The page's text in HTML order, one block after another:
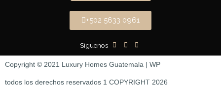
+502 5633 0961
Síguenos
Copyright © 2021 Luxury Homes Guatemala | WP
todos los derechos reservados 1 COPYRIGHT 2026